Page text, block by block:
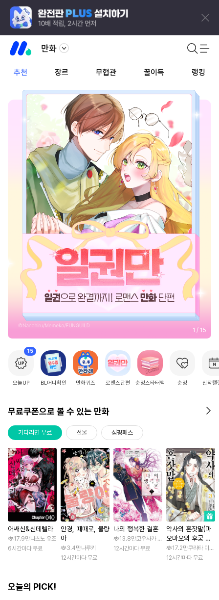
만화
추천 장르 무협관 꿀이득 랭킹
2 / 15
15
오늘UP BL머니확인 만화퀴즈 로맨스단편 순정스타터팩 순정 신작캘
무료쿠폰으로 볼 수 있는 만화
기다리면 무료 선물 점핑패스
어쌔신&신데렐라
17.9만나츠노 유조
6시간마다 무료
안경, 때때로, 불량
아
3.4만나루키
12시간마다 무료
나의 행복한 결혼
13.8만코우사카 리토 / 아기토기 아쿠미
12시간마다 무료
약사의 혼잣말(마
오마오의 후궁 수
수께끼 풀이수첩)
17.2만쿠라타 미노
12시간마다 무료
오늘의 PICK!